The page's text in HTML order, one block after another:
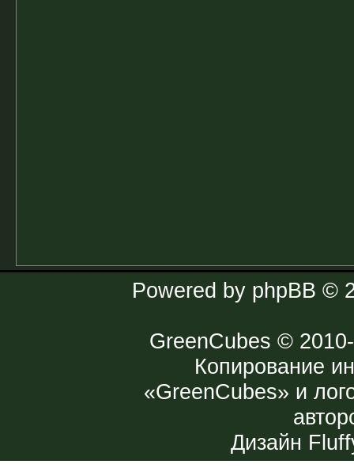
Powered by phpBB ©
GreenCubes ©
Копирование
«GreenCubes» и
Дизайн